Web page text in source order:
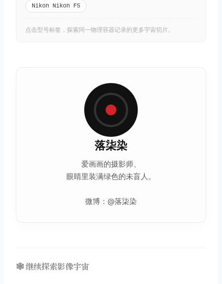
Nikon Nikon F5
点击型号标签，探索同一物理容器记录的更多宇宙切片。
落柒染
爱画画的摄影师、
眼睛里装满绿色的未盲人。
微博：@落柒染
🕸️ 继续探索影像宇宙